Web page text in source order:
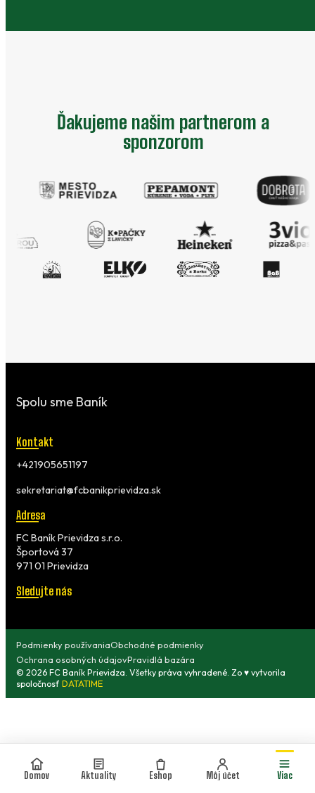
Ďakujeme našim partnerom a
sponzorom
Spolu sme Baník
Kontakt
+421905651197
sekretariat@fcbanikprievidza.sk
Adresa
FC Baník Prievidza s.r.o.
Športová 37
971 01 Prievidza
Sledujte nás
© 2026 FC Baník Prievidza. Všetky práva vyhradené. Zo ♥ vytvorila
spoločnosť DATATIME
Podmienky používaniaObchodné podmienky
Ochrana osobných údajovPravidlá bazára
Domov Aktuality Eshop Môj účet Viac